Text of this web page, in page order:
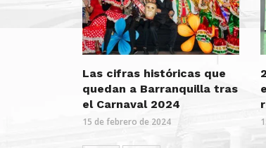
Las cifras históricas que
quedan a Barranquilla tras
el Carnaval 2024
15 de febrero de 2024